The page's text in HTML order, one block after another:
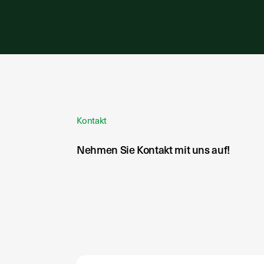
Kontakt
Nehmen Sie Kontakt mit uns auf!